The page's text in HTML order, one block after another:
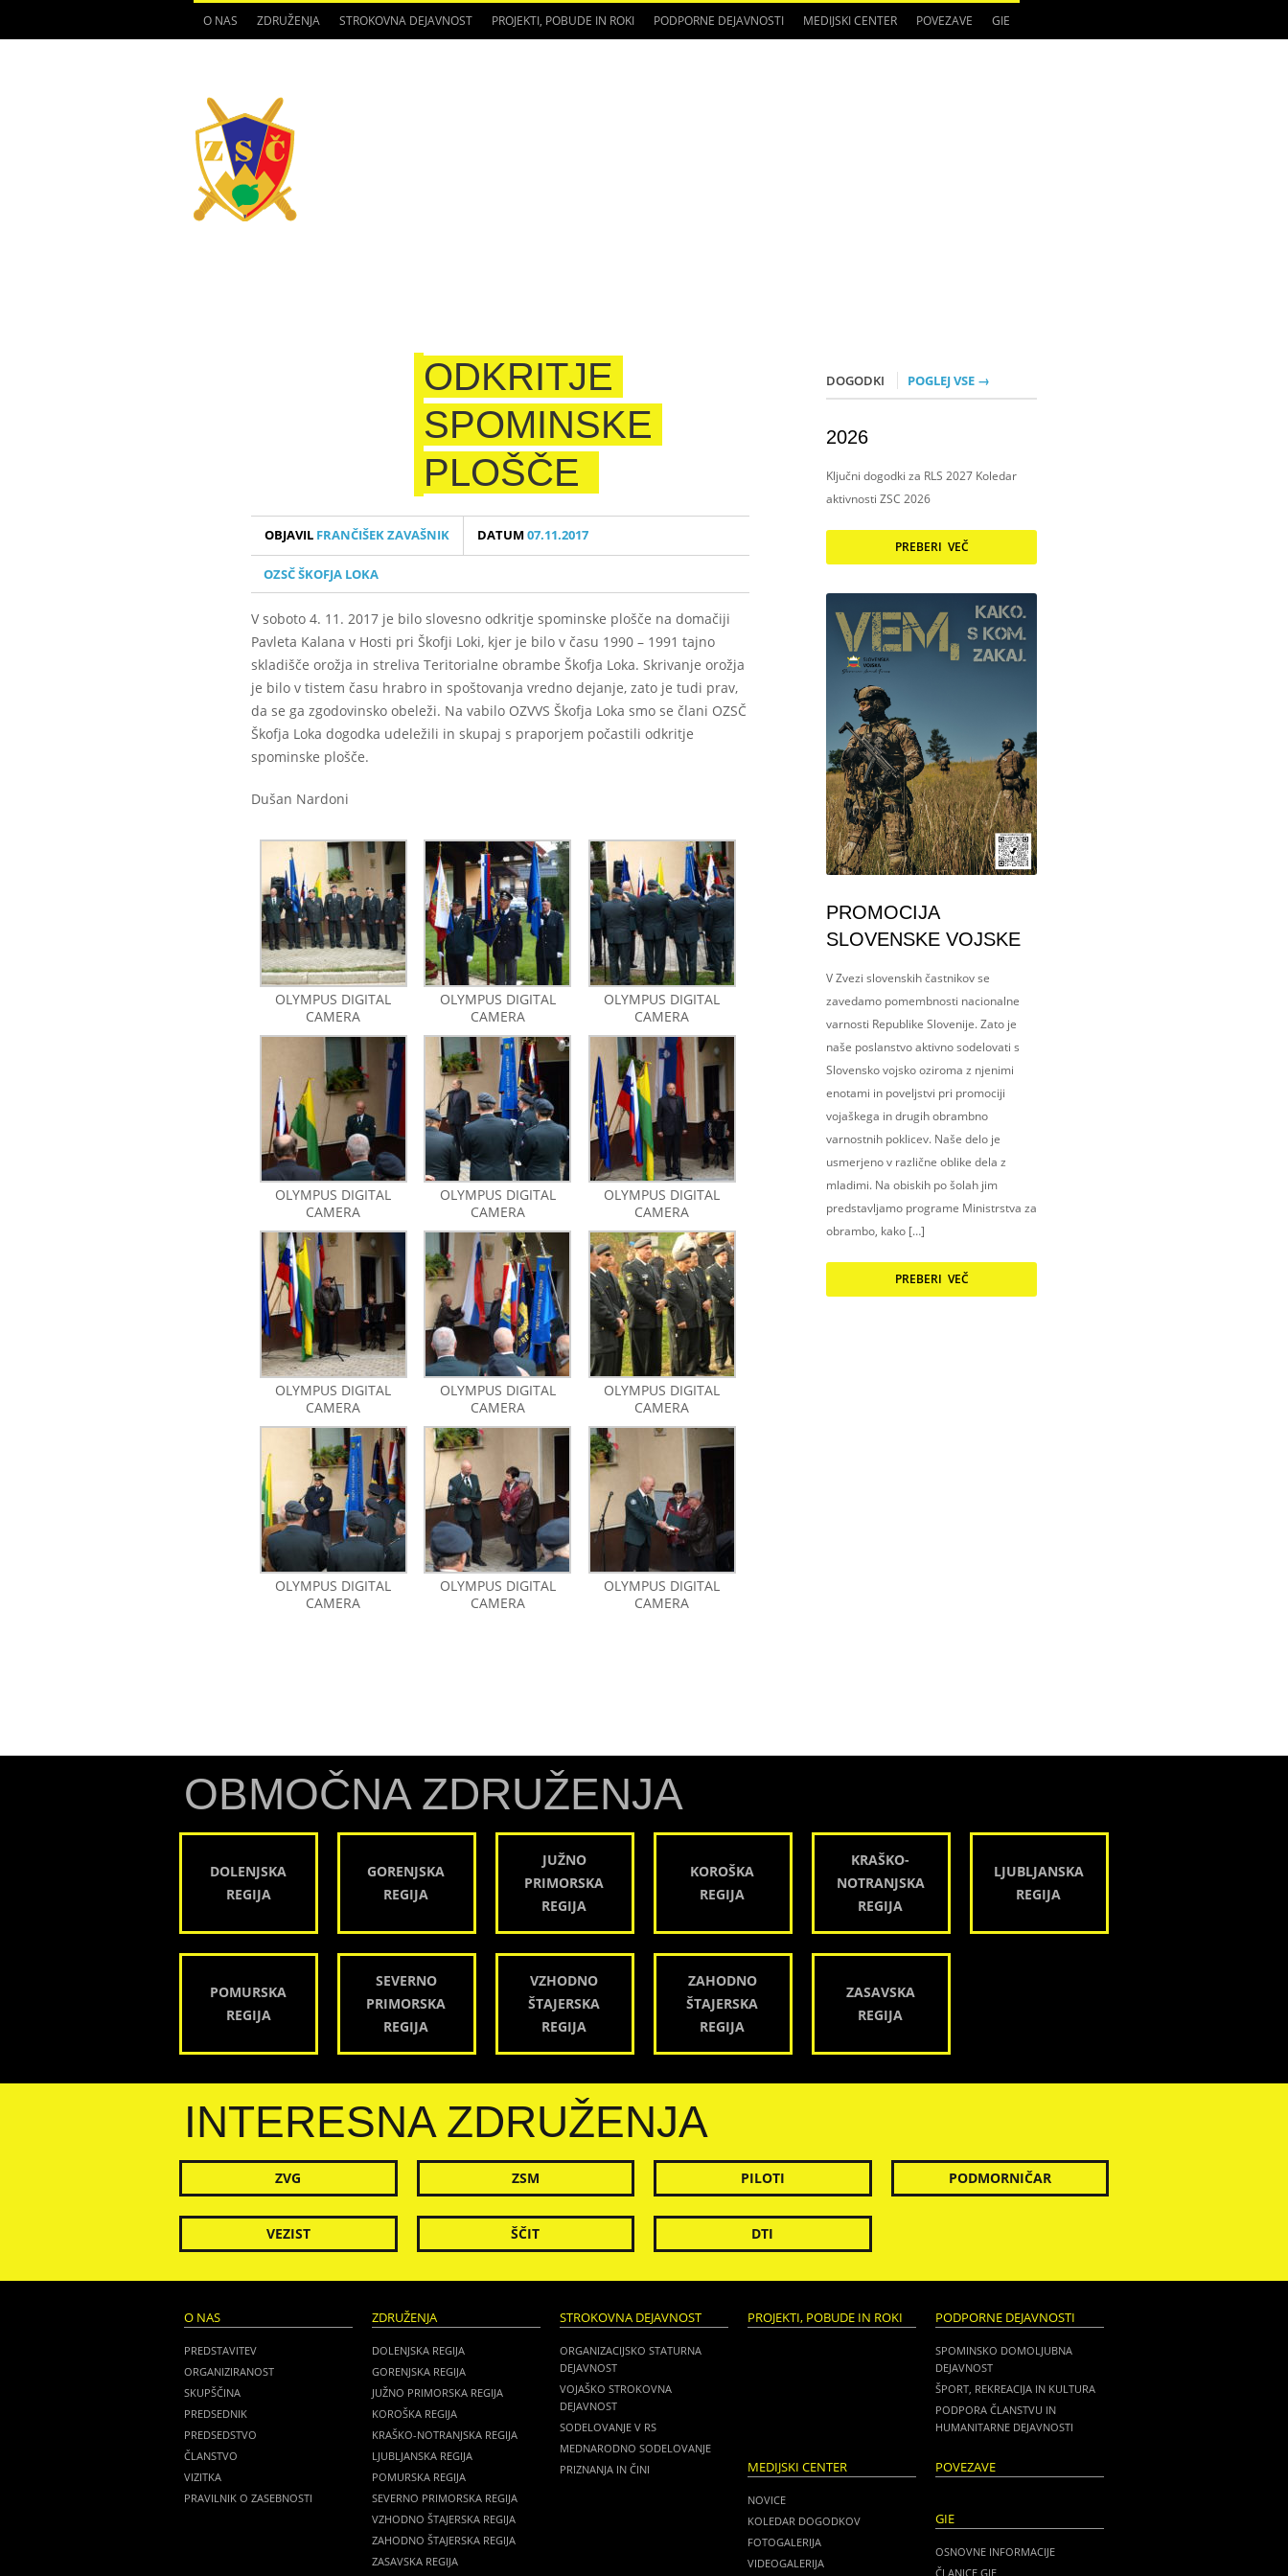
O NAS ZDRUŽENJA STROKOVNA DEJAVNOST PROJEKTI, POBUDE IN ROKI PODPORNE DEJAVNOSTI MEDIJSKI CENTER POVEZAVE GIE
ODKRITJE
SPOMINSKE
PLOŠČE
OBJAVIL FRANČIŠEK ZAVAŠNIK DATUM07.11.2017
OZSČ ŠKOFJA LOKA
V soboto 4. 11. 2017 je bilo slovesno odkritje spominske plošče na domačiji
Pavleta Kalana v Hosti pri Škofji Loki, kjer je bilo v času 1990 – 1991 tajno
skladišče orožja in streliva Teritorialne obrambe Škofja Loka. Skrivanje orožja
je bilo v tistem času hrabro in spoštovanja vredno dejanje, zato je tudi prav,
da se ga zgodovinsko obeleži. Na vabilo OZVVS Škofja Loka smo se člani OZSČ
Škofja Loka dogodka udeležili in skupaj s praporjem počastili odkritje
spominske plošče.
Dušan Nardoni
OLYMPUS DIGITAL
CAMERA
OLYMPUS DIGITAL
CAMERA
OLYMPUS DIGITAL
CAMERA
OLYMPUS DIGITAL
CAMERA
OLYMPUS DIGITAL
CAMERA
OLYMPUS DIGITAL
CAMERA
OLYMPUS DIGITAL
CAMERA
OLYMPUS DIGITAL
CAMERA
OLYMPUS DIGITAL
CAMERA
OLYMPUS DIGITAL
CAMERA
OLYMPUS DIGITAL
CAMERA
OLYMPUS DIGITAL
CAMERA
DOGODKI POGLEJ VSE →
2026
Ključni dogodki za RLS 2027 Koledar
aktivnosti ZSC 2026
PREBERI VEČ
PROMOCIJA
SLOVENSKE VOJSKE
V Zvezi slovenskih častnikov se
zavedamo pomembnosti nacionalne
varnosti Republike Slovenije. Zato je
naše poslanstvo aktivno sodelovati s
Slovensko vojsko oziroma z njenimi
enotami in poveljstvi pri promociji
vojaškega in drugih obrambno
varnostnih poklicev. Naše delo je
usmerjeno v različne oblike dela z
mladimi. Na obiskih po šolah jim
predstavljamo programe Ministrstva za
obrambo, kako […]
PREBERI VEČ
OBMOČNA ZDRUŽENJA
DOLENJSKA
REGIJA
GORENJSKA
REGIJA
JUŽNO
PRIMORSKA
REGIJA
KOROŠKA
REGIJA
KRAŠKO-
NOTRANJSKA
REGIJA
LJUBLJANSKA
REGIJA
POMURSKA
REGIJA
SEVERNO
PRIMORSKA
REGIJA
VZHODNO
ŠTAJERSKA
REGIJA
ZAHODNO
ŠTAJERSKA
REGIJA
ZASAVSKA
REGIJA
INTERESNA ZDRUŽENJA
ZVG ZSM PILOTI PODMORNIČAR
VEZIST ŠČIT DTI
O NAS
PREDSTAVITEV
ORGANIZIRANOST
SKUPŠČINA
PREDSEDNIK
PREDSEDSTVO
ČLANSTVO
VIZITKA
PRAVILNIK O ZASEBNOSTI
ZDRUŽENJA
DOLENJSKA REGIJA
GORENJSKA REGIJA
JUŽNO PRIMORSKA REGIJA
KOROŠKA REGIJA
KRAŠKO-NOTRANJSKA REGIJA
LJUBLJANSKA REGIJA
POMURSKA REGIJA
SEVERNO PRIMORSKA REGIJA
VZHODNO ŠTAJERSKA REGIJA
ZAHODNO ŠTAJERSKA REGIJA
ZASAVSKA REGIJA
STROKOVNA DEJAVNOST
ORGANIZACIJSKO STATURNA
DEJAVNOST
VOJAŠKO STROKOVNA
DEJAVNOST
SODELOVANJE V RS
MEDNARODNO SODELOVANJE
PRIZNANJA IN ČINI
PROJEKTI, POBUDE IN ROKI PODPORNE DEJAVNOSTI
SPOMINSKO DOMOLJUBNA
DEJAVNOST
ŠPORT, REKREACIJA IN KULTURA
PODPORA ČLANSTVU IN
HUMANITARNE DEJAVNOSTI
MEDIJSKI CENTER
NOVICE
KOLEDAR DOGODKOV
FOTOGALERIJA
VIDEOGALERIJA
POVEZAVE
GIE
OSNOVNE INFORMACIJE
ČLANICE GIE